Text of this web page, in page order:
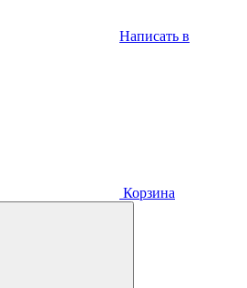
Написать в
Корзина